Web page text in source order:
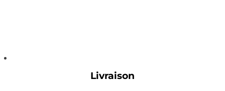
Livraison